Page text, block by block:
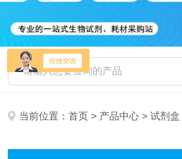
当前位置：首页 > 产品中心 >试剂盒